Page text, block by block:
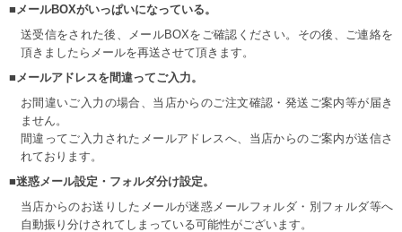
■メールBOXがいっぱいになっている。
送受信をされた後、メールBOXをご確認ください。その後、ご連絡を
頂きましたらメールを再送させて頂きます。
■メールアドレスを間違ってご入力。
お間違いご入力の場合、当店からのご注文確認・発送ご案内等が届き
ません。
間違ってご入力されたメールアドレスへ、当店からのご案内が送信さ
れております。
■迷惑メール設定・フォルダ分け設定。
当店からのお送りしたメールが迷惑メールフォルダ・別フォルダ等へ
自動振り分けされてしまっている可能性がございます。